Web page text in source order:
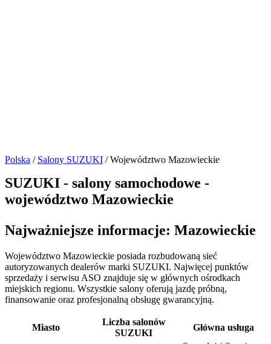
Polska / Salony SUZUKI / Województwo Mazowieckie
SUZUKI - salony samochodowe -
województwo Mazowieckie
Najważniejsze informacje: Mazowieckie
Województwo Mazowieckie posiada rozbudowaną sieć
autoryzowanych dealerów marki SUZUKI. Najwięcej punktów
sprzedaży i serwisu ASO znajduje się w głównych ośrodkach
miejskich regionu. Wszystkie salony oferują jazdę próbną,
finansowanie oraz profesjonalną obsługę gwarancyjną.
Miasto
Liczba salonów
SUZUKI
Główna usługa